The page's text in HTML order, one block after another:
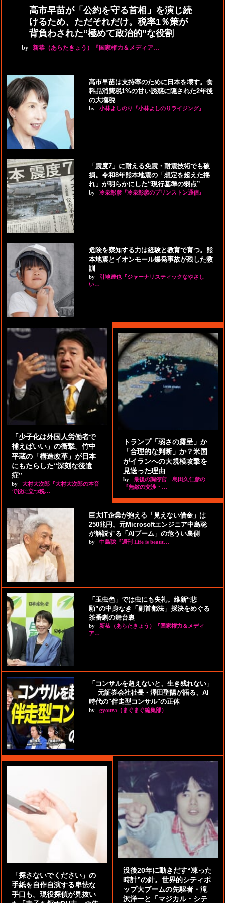
高市早苗が「公約を守る首相」を演じ続
けるため、ただそれだけ。税率1％策が
背負わされた“極めて政治的”な役割
by 新恭（あらたきょう）『国家権力＆メディア…
高市早苗は支持率のために日本を壊す。食
料品消費税1%の甘い誘惑に隠された2年後
の大増税
by 小林よしのり『小林よしのりライジング』
「震度7」に耐える免震・耐震技術でも破
損。令和8年熊本地震の「想定を超えた揺
れ」が明らかにした“現行基準の弱点”
by 冷泉彰彦『冷泉彰彦のプリンストン通信』
危険を察知する力は経験と教育で育つ。熊
本地震とイオンモール爆発事故が残した教
訓
by
引地達也『ジャーナリスティックなやさし
い…
「少子化は外国人労働者で
補えばいい」の衝撃。竹中
平蔵の「構造改革」が日本
にもたらした“深刻な後遺
症”
by
大村大次郎『大村大次郎の本音
で役に立つ税…
トランプ「弱さの露呈」か
「合理的な判断」か？米国
がイランへの大規模攻撃を
見送った理由
by
最後の調停官 島田久仁彦の
『無敵の交渉・…
巨大IT企業が抱える「見えない借金」は
250兆円。元Microsoftエンジニア中島聡
が解説する「AIブーム」の危うい裏側
by 中島聡『週刊 Life is beaut…
「玉虫色」では虫にも失礼。維新“悲
願”の中身なき「副首都法」採決をめぐる
茶番劇の舞台裏
by
新恭（あらたきょう）『国家権力＆メディ
ア…
「コンサルを超えないと、生き残れない」
──元証券会社社長・澤田聖陽が語る、AI
時代の"伴走型コンサル"の正体
by gyouza（まぐまぐ編集部）
「探さないでください」の
手紙を自作自演する卑怯な
手口も。現役探偵が見抜い
没後20年に動きだす“凍った
時計”の針。世界的シティポ
ップ大ブームの先駆者・滝
沢洋一と「マジカル・シテ